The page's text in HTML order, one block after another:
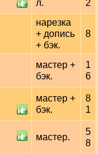
л.
2
нарезка
+ допись
+ бэк.
8
мастер +
бэк.
1
6
мастер +
бэк.
8
1
мастер.
5
8